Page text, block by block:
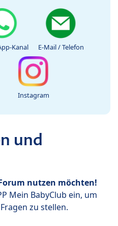
Kanal E-Mail / Telefon
Instagram
und
nutzen möchten!
Mein BabyClub ein, um
zu stellen.